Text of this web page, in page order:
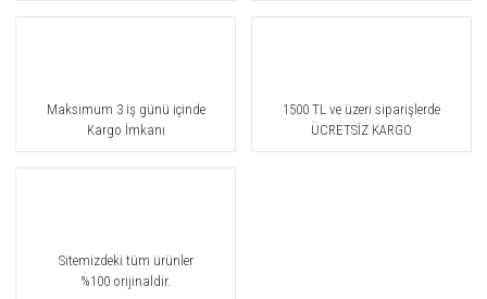
Maksimum 3 iş günü içinde
Kargo İmkanı
1500 TL ve üzeri siparişlerde
ÜCRETSİZ KARGO
Sitemizdeki tüm ürünler
%100 orijinaldir.